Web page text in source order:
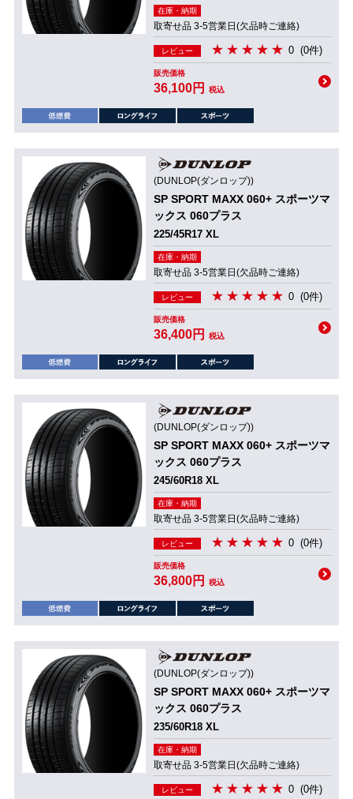
在庫・納期
取寄せ品 3-5営業日(欠品時ご連絡)
レビュー 0 (0件)
販売価格
36,100円 税込
(DUNLOP(ダンロップ))
SP SPORT MAXX 060+ スポーツマ
ックス 060プラス
225/45R17 XL
在庫・納期
取寄せ品 3-5営業日(欠品時ご連絡)
レビュー 0 (0件)
販売価格
36,400円 税込
(DUNLOP(ダンロップ))
SP SPORT MAXX 060+ スポーツマ
ックス 060プラス
245/60R18 XL
在庫・納期
取寄せ品 3-5営業日(欠品時ご連絡)
レビュー 0 (0件)
販売価格
36,800円 税込
(DUNLOP(ダンロップ))
SP SPORT MAXX 060+ スポーツマ
ックス 060プラス
235/60R18 XL
在庫・納期
取寄せ品 3-5営業日(欠品時ご連絡)
レビュー 0 (0件)